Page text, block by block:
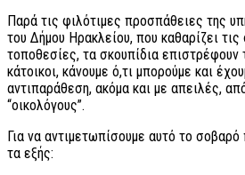
Παρά τις φιλότιμες προσπάθειες της
του Δήμου Ηρακλείου, που καθαρίζει τις
τοποθεσίες, τα σκουπίδια επιστρέφουν
κάτοικοι, κάνουμε ό,τι μπορούμε και
αντιπαράθεση, ακόμα και με απειλές,
“οικολόγους”.
Για να αντιμετωπίσουμε αυτό το
τα εξής: